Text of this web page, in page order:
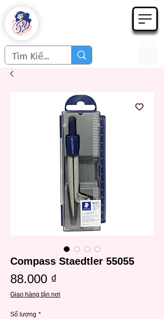
Compass Staedtler 55055
88.000 ₫
Giao hàng tận nơi
Số lượng *